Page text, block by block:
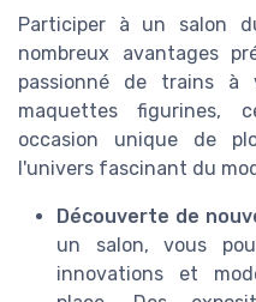
Participer à un salon
nombreux avantages
passionné de trains à
maquettes figurines,
occasion unique de
l'univers fascinant du
Découverte de
un salon, vous
innovations et